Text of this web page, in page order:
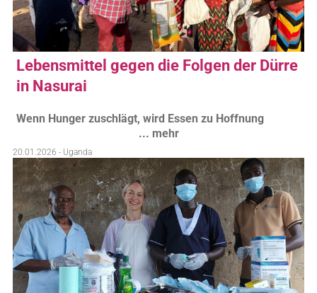
Lebensmittel gegen die Folgen der Dürre
in Nasurai
Wenn Hunger zuschlägt, wird Essen zu Hoffnung
... mehr
20.01.2026 - Uganda